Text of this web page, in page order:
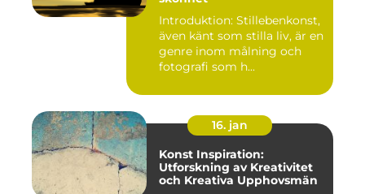
Introduktion: Stillebenkonst,
även känt som stilla liv, är en
genre inom målning och
fotografi som h...
16. jan
Konst Inspiration:
Utforskning av Kreativitet
och Kreativa Upphovsmän